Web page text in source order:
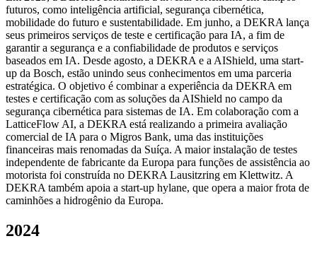
futuros, como inteligência artificial, segurança cibernética,
mobilidade do futuro e sustentabilidade. Em junho, a DEKRA lança
seus primeiros serviços de teste e certificação para IA, a fim de
garantir a segurança e a confiabilidade de produtos e serviços
baseados em IA. Desde agosto, a DEKRA e a AIShield, uma start-
up da Bosch, estão unindo seus conhecimentos em uma parceria
estratégica. O objetivo é combinar a experiência da DEKRA em
testes e certificação com as soluções da AIShield no campo da
segurança cibernética para sistemas de IA. Em colaboração com a
LatticeFlow AI, a DEKRA está realizando a primeira avaliação
comercial de IA para o Migros Bank, uma das instituições
financeiras mais renomadas da Suíça. A maior instalação de testes
independente de fabricante da Europa para funções de assistência ao
motorista foi construída no DEKRA Lausitzring em Klettwitz. A
DEKRA também apoia a start-up hylane, que opera a maior frota de
caminhões a hidrogênio da Europa.
2024